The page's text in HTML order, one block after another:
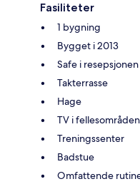
Fasiliteter
1 bygning
Bygget i 2013
Safe i resepsjonen
Takterrasse
Hage
TV i
Treningssenter
Badstue
Omfattende